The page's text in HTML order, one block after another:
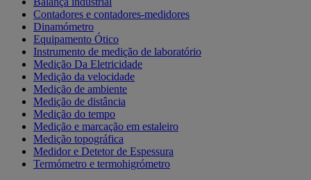
Contadores e contadores-medidores
Dinamómetro
Equipamento Ótico
Instrumento de medição de laboratório
Medição Da Eletricidade
Medição da velocidade
Medição de ambiente
Medição de distância
Medição do tempo
Medição e marcação em estaleiro
Medição topográfica
Medidor e Detetor de Espessura
Termómetro e termohigrómetro